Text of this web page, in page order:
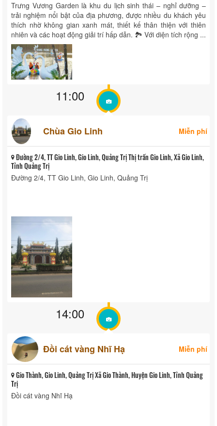
Trưng Vương Garden là khu du lịch sinh thái – nghỉ dưỡng –
trải nghiệm nổi bật của địa phương, được nhiều du khách yêu
thích nhờ không gian xanh mát, thiết kế thân thiện với thiên
nhiên và các hoạt động giải trí hấp dẫn. 🏞️ Với diện tích rộng ...
11:00
Chùa Gio Linh Miễn phí
Đường 2/4, TT Gio Linh, Gio Linh, Quảng Trị Thị trấn Gio Linh, Xã Gio Linh,
Tỉnh Quảng Trị
Đường 2/4, TT Gio Linh, Gio Linh, Quảng Trị
14:00
Đồi cát vàng Nhĩ Hạ Miễn phí
Gio Thành, Gio Linh, Quảng Trị Xã Gio Thành, Huyện Gio Linh, Tỉnh Quảng
Trị
Đồi cát vàng Nhĩ Hạ